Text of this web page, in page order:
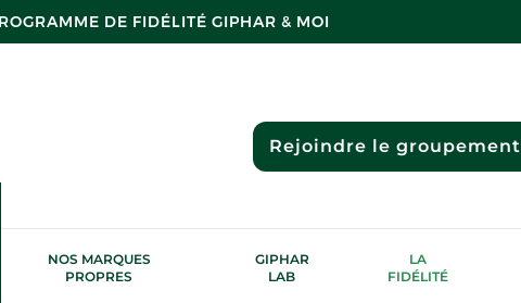
DE FIDÉLITÉ GIPHAR & MOI
Rejoindre le groupement
NOS MARQUES
PROPRES
GIPHAR
LAB
LA
FIDÉLITÉ